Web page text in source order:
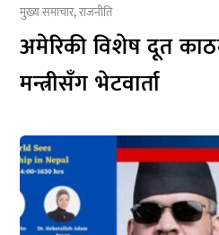
मुख्य समाचार,राजनीति
अमेरिकी विशेष दूत
मन्त्रीसँग भेटवार्ता